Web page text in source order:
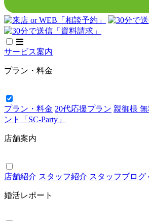
サービス案内
プラン・料金
プラン・料金 20代応援プラン 親御様
ント「SC-Party」
店舗案内
店舗紹介 スタッフ紹介 スタッフブログ
婚活レポート